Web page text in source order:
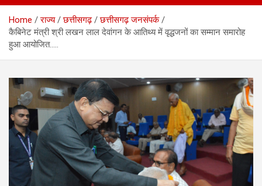
Home राज्य छत्तीसगढ़
छत्तीसगढ़ जनसंपर्क
कैबिनेट मंत्री श्री लखन लाल देवांगन के आतिथ्य में वृद्धजनों का सम्मान समारोह
हुआ आयोजित…..